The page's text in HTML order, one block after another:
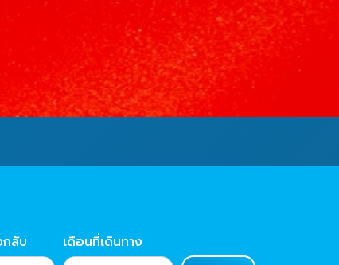
กลับ เดือนที่เดินทาง